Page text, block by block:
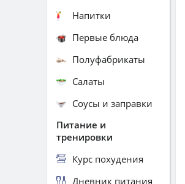
Напитки
Первые блюда
Полуфабрикаты
Салаты
Соусы и заправки
Питание и
тренировки
Курс похудения
Дневник питания